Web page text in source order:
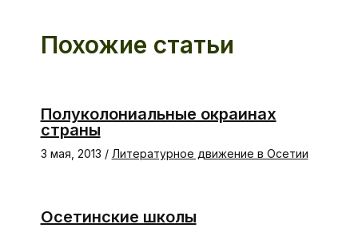
Похожие статьи
Полуколониальные окраинах
страны
3 мая, 2013 / Литературное движение в Осетии
Осетинские школы